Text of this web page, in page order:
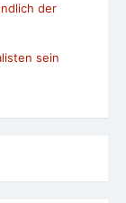
der
sein